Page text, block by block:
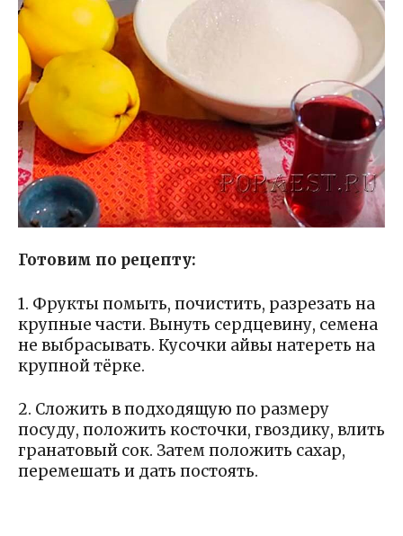
Готовим по рецепту:
1. Фрукты помыть, почистить, разрезать на
крупные части. Вынуть сердцевину, семена
не выбрасывать. Кусочки айвы натереть на
крупной тёрке.
2. Сложить в подходящую по размеру
посуду, положить косточки, гвоздику, влить
гранатовый сок. Затем положить сахар,
перемешать и дать постоять.